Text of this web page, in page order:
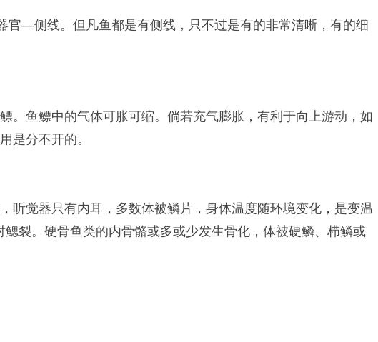
官—侧线。但凡鱼都是有侧线，只不过是有的非常清晰，有的细
。鱼鳔中的气体可胀可缩。倘若充气膨胀，有利于向上游动，如
是分不开的。
听觉器只有内耳，多数体被鳞片，身体温度随环境变化，是变温
裂。硬骨鱼类的内骨骼或多或少发生骨化，体被硬鳞、栉鳞或